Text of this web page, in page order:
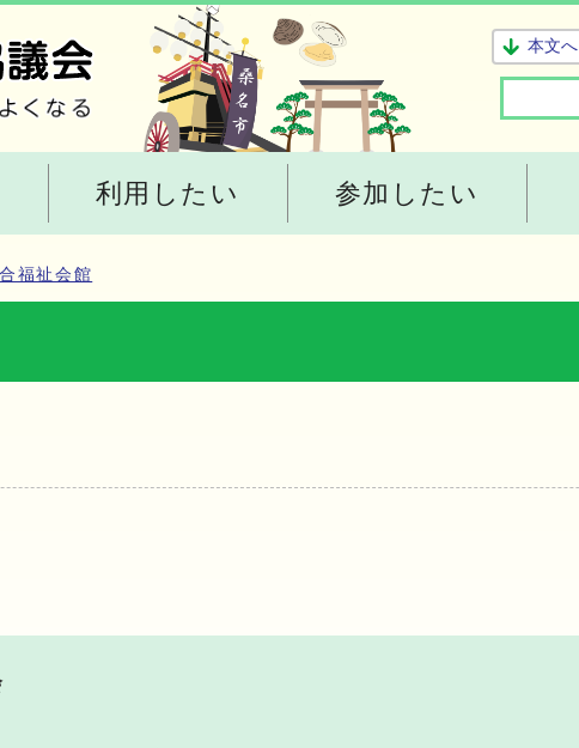
本文へ
利用したい 参加したい
福祉会館